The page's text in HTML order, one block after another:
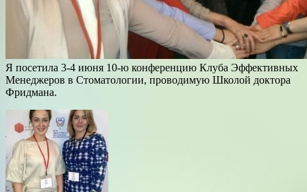
Я посетила 3-4 июня 10-ю конференцию Клуба Эффективных
Менеджеров в Стоматологии, проводимую Школой доктора
Фридмана.